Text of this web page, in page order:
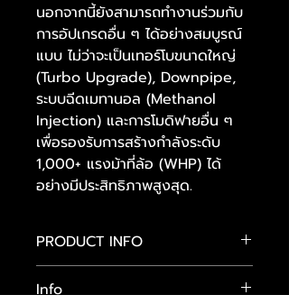
นอกจากนี้ยังสามารถทำงานร่วมกับ
การอัปเกรดอื่น ๆ ได้อย่างสมบูรณ์
แบบ ไม่ว่าจะเป็นเทอร์โบขนาดใหญ่
(Turbo Upgrade), Downpipe,
ระบบฉีดเมทานอล (Methanol
Injection) และการโมดิฟายอื่น ๆ
เพื่อรองรับการสร้างกำลังระดับ
1,000+ แรงม้าที่ล้อ (WHP) ได้
อย่างมีประสิทธิภาพสูงสุด.
PRODUCT INFO
CLS53 AMG (C257) – M256 3.0L I6
Info